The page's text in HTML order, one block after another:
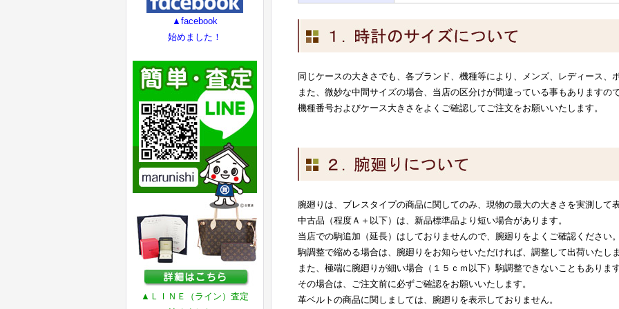
▲facebook
始めました！
▲ＬＩＮＥ（ライン）査定
同じケースの大きさでも、各ブランド、機種等により、メンズ、レディース、
また、微妙な中間サイズの場合、当店の区分けが間違っている事もありますの
機種番号およびケース大きさをよくご確認してご注文をお願いいたします。
腕廻りは、ブレスタイプの商品に関してのみ、現物の最大の大きさを実測して
中古品（程度Ａ＋以下）は、新品標準品より短い場合があります。
当店での駒追加（延長）はしておりませんので、腕廻りをよくご確認ください
駒調整で縮める場合は、腕廻りをお知らせいただければ、調整して出荷いたし
また、極端に腕廻りが細い場合（１５ｃｍ以下）駒調整できないこともありま
その場合は、ご注文前に必ずご確認をお願いいたします。
革ベルトの商品に関しましては、腕廻りを表示しておりません。